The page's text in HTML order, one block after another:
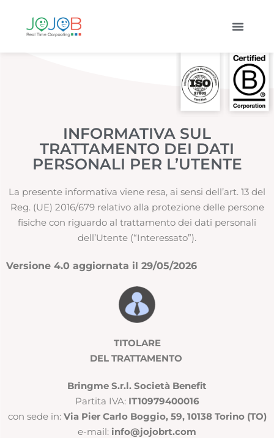
INFORMATIVA SUL
TRATTAMENTO DEI DATI
PERSONALI PER L’UTENTE
La presente informativa viene resa, ai sensi dell’art. 13 del
Reg. (UE) 2016/679 relativo alla protezione delle persone
fisiche con riguardo al trattamento dei dati personali
dell’Utente (“Interessato”).
Versione 4.0 aggiornata il 29/05/2026
TITOLARE
DEL TRATTAMENTO
Bringme S.r.l. Società Benefit
Partita IVA: IT10979400016
con sede in: Via Pier Carlo Boggio, 59, 10138 Torino (TO)
e-mail: info@jojobrt.com